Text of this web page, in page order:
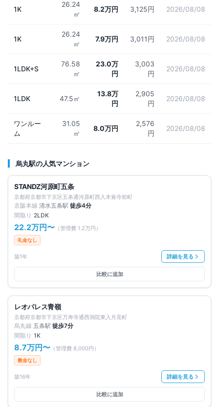
1K
26.24
㎡
8.2万円 3,125円 2026/08/08
1K
26.24
㎡
7.9万円 3,011円 2026/08/08
1LDK+S
76.58
㎡
23.0万
円
3,003
円
2026/08/08
1LDK 47.5㎡
13.8万
円
2,905
円
2026/08/08
ワンルー
ム
31.05
㎡
8.0万円
2,576
円
2026/08/08
烏丸駅の人気マンション
仲介手数料無料
STANDZ河原町五条
京都府京都市下京区五条通河原町西入本覚寺前町
京阪本線 清水五条駅 徒歩4分
間取り 2LDK
22.2万円 〜 （管理費 1.2万円 ）
礼金なし
築1年 詳細を見る
比較に追加
仲介手数料無料
レオパレス青嶺
京都府京都市下京区万寿寺通西洞院東入月見町
烏丸線 五条駅 徒歩7分
間取り 1K
8.7万円 〜 （管理費 8,000円 ）
敷金なし
築16年 詳細を見る
比較に追加